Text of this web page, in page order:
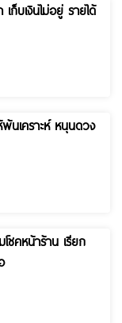
เก็บเงินไม่อยู่ รายได้
พ้นเคราะห์ หนุนดวง
โชคหน้าร้าน เรียก